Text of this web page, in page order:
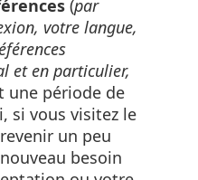
(par
votre langue,
et en particulier,
une période de
si vous visitez le
un peu
besoin